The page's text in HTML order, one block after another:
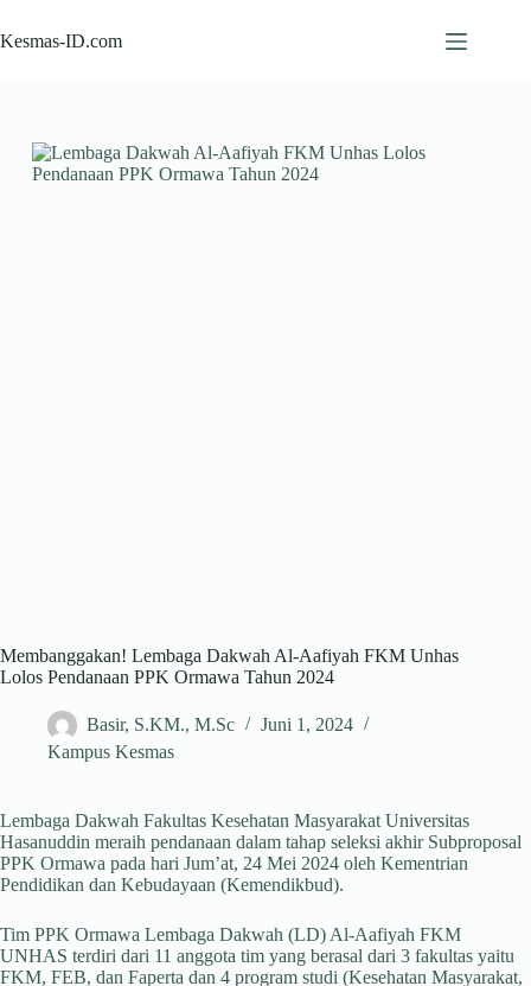
to
content
Kesmas-ID.com
Membanggakan! Lembaga Dakwah Al-Aafiyah FKM Unhas
Lolos Pendanaan PPK Ormawa Tahun 2024
Basir, S.KM., M.Sc
Juni 1, 2024
Kampus Kesmas
Lembaga Dakwah Fakultas Kesehatan Masyarakat Universitas
Hasanuddin meraih pendanaan dalam tahap seleksi akhir Subproposal
PPK Ormawa pada hari Jum’at, 24 Mei 2024 oleh Kementrian
Pendidikan dan Kebudayaan (Kemendikbud).
Tim PPK Ormawa Lembaga Dakwah (LD) Al-Aafiyah FKM
UNHAS terdiri dari 11 anggota tim yang berasal dari 3 fakultas yaitu
FKM, FEB, dan Faperta dan 4 program studi (Kesehatan Masyarakat,